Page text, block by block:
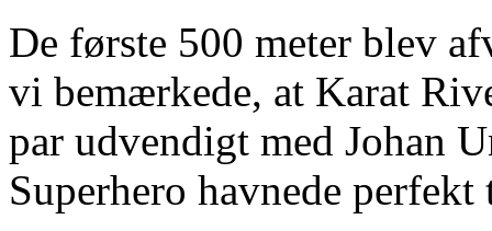
De første 500 meter blev
vi bemærkede, at Karat
par udvendigt med Johan
Superhero havnede